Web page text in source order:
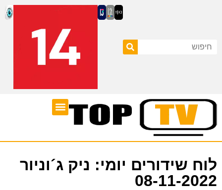
לוח שידורים יומי: ניק ג´וניור
08-11-2022